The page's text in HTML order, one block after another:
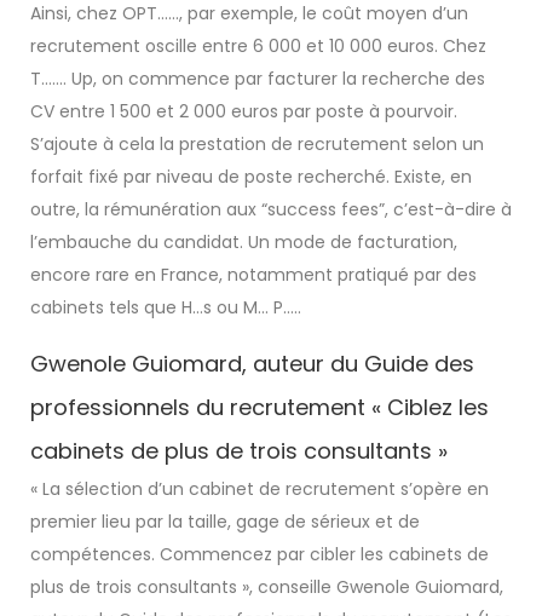
Ainsi, chez OPT……, par exemple, le coût moyen d’un
recrutement oscille entre 6 000 et 10 000 euros. Chez
T……. Up, on commence par facturer la recherche des
CV entre 1 500 et 2 000 euros par poste à pourvoir.
S’ajoute à cela la prestation de recrutement selon un
forfait fixé par niveau de poste recherché. Existe, en
outre, la rémunération aux “success fees”, c’est-à-dire à
l’embauche du candidat. Un mode de facturation,
encore rare en France, notamment pratiqué par des
cabinets tels que H…s ou M… P…..
Gwenole Guiomard, auteur du Guide des
professionnels du recrutement « Ciblez les
cabinets de plus de trois consultants »
« La sélection d’un cabinet de recrutement s’opère en
premier lieu par la taille, gage de sérieux et de
compétences. Commencez par cibler les cabinets de
plus de trois consultants », conseille Gwenole Guiomard,